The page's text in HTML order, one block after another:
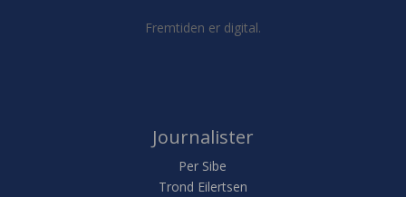
Fremtiden er digital.
Journalister
Per Sibe
Trond Eilertsen